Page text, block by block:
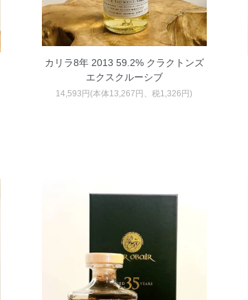
カリラ8年 2013 59.2% クラクトンズ
エクスクルーシブ
14,593円(本体13,267円、税1,326円)